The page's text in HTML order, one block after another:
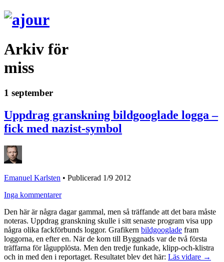
Arkiv för
miss
1 september
Uppdrag granskning bildgooglade logga –
fick med nazist-symbol
Emanuel Karlsten • Publicerad 1/9 2012
Inga kommentarer
Den här är några dagar gammal, men så träffande att det bara måste
noteras. Uppdrag granskning skulle i sitt senaste program visa upp
några olika fackförbunds loggor. Grafikern bildgooglade fram
loggorna, en efter en. När de kom till Byggnads var de två första
träffarna för lågupplösta. Men den tredje funkade, klipp-och-klistra
och in med den i reportaget. Resultatet blev det här: Läs vidare →